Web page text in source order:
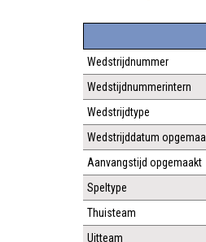
Wedstrijdnummer
Wedstijdnummerintern
Wedstrijdtype
Wedstrijddatum
Aanvangstijd opgemaakt
Speltype
Thuisteam
Uitteam